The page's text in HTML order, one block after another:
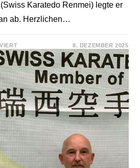
Karatedo Renmei) legte er
ab. Herzlichen…
FÜR
7.
DAN
FÜR
UNSEREN
SENSEI
8. DEZEMBER 2025